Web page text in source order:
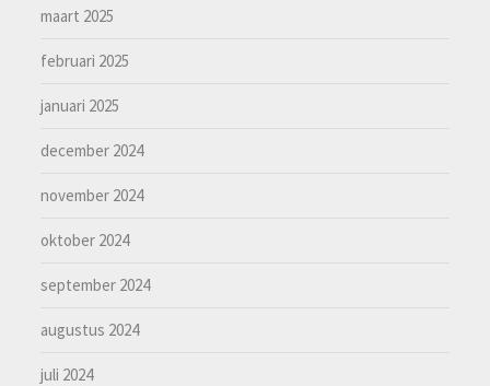
maart 2025
februari 2025
januari 2025
december 2024
november 2024
oktober 2024
september 2024
augustus 2024
juli 2024